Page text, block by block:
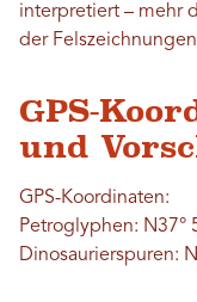
interpretiert – mehr
der
GPS-
und
GPS-Koordinaten:
Petroglyphen: N37°
Dinosaurierspuren: